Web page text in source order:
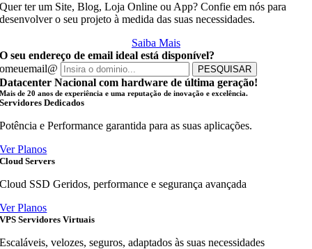
Quer ter um Site, Blog, Loja Online ou App? Confie em nós para
desenvolver o seu projeto à medida das suas necessidades.
Saiba Mais
O seu endereço de email ideal está disponível?
omeuemail@
PESQUISAR
Datacenter Nacional com hardware de última geração!
Mais de 20 anos de experiência e uma reputação de inovação e excelência.
Servidores Dedicados
Potência e Performance garantida para as suas aplicações.
Ver Planos
Cloud Servers
Cloud SSD Geridos, performance e segurança avançada
Ver Planos
VPS Servidores Virtuais
Escaláveis, velozes, seguros, adaptados às suas necessidades